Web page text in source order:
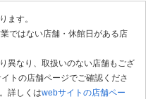
ます。
ではない店舗・休館日がある店
異なり、取扱いのない店舗もござ
トの店舗ページでご確認くださ
詳しくはwebサイトの店舗ペー